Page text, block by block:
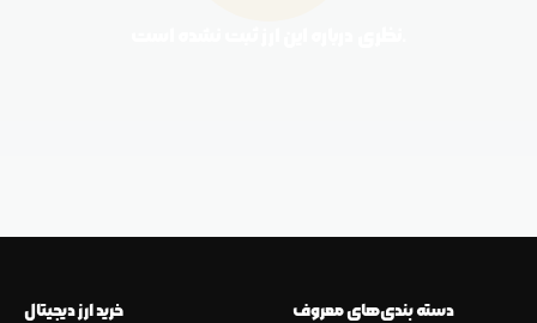
خرید ارز دیجیتال دسته بندی‌های معروف